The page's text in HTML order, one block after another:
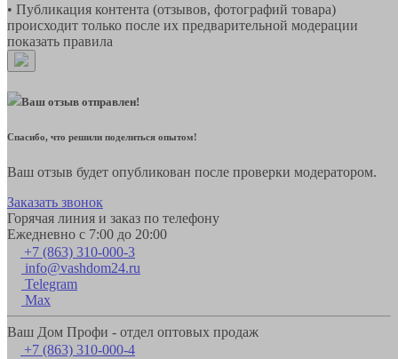
• Публикация контента (отзывов, фотографий товара)
происходит только после их предварительной модерации
показать правила
Ваш отзыв отправлен!
Спасибо, что решили поделиться опытом!
Ваш отзыв будет опубликован после проверки модератором.
Заказать звонок
Горячая линия и заказ по телефону
Ежедневно с 7:00 до 20:00
+7 (863) 310-000-3
info@vashdom24.ru
Telegram
Max
Ваш Дом Профи - отдел оптовых продаж
+7 (863) 310-000-4